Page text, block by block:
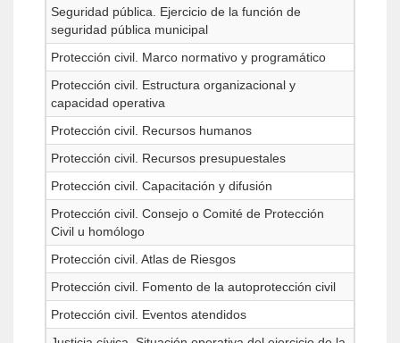
Seguridad pública. Ejercicio de la función de
seguridad pública municipal
Protección civil. Marco normativo y programático
Protección civil. Estructura organizacional y
capacidad operativa
Protección civil. Recursos humanos
Protección civil. Recursos presupuestales
Protección civil. Capacitación y difusión
Protección civil. Consejo o Comité de Protección
Civil u homólogo
Protección civil. Atlas de Riesgos
Protección civil. Fomento de la autoprotección civil
Protección civil. Eventos atendidos